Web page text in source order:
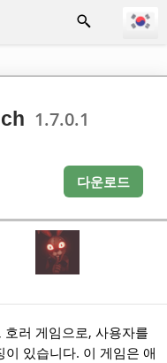
1.7.0.1
다운로드
러 게임으로, 사용자를
있습니다. 이 게임은 애